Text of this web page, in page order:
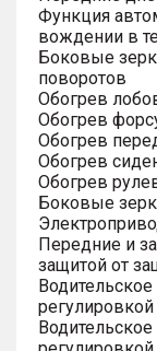
Функция
вождении в
Боковые
поворотов
Обогрев
Обогрев
Обогрев
Обогрев
Обогрев
Боковые
Передние и
защитой от